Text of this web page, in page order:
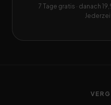
7 Tage gratis · danach